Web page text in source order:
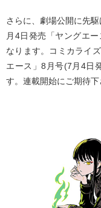
さらに、劇場公開に先
月4日発売「ヤングエ
なります。コミカライ
エース」8月号(7月4日
す。連載開始にご期待下